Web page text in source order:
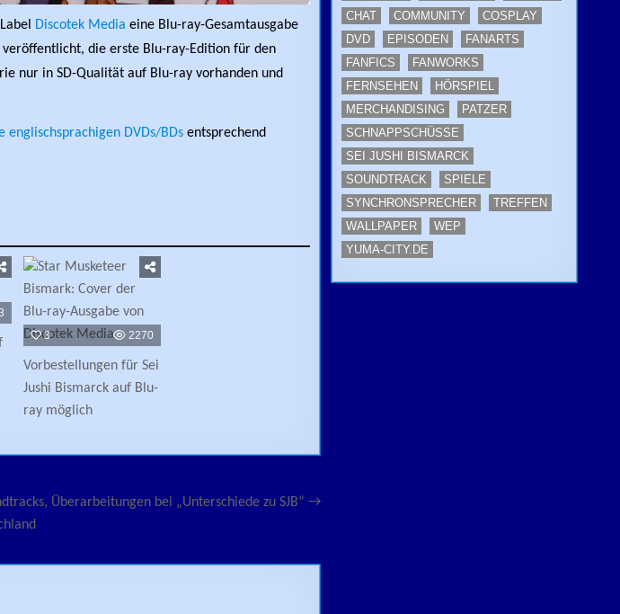
Discotek Media eine Blu-ray-Gesamtausgabe
die erste Blu-ray-Edition für den
nur in SD-Qualität auf Blu-ray vorhanden und
DVDs/BDsentsprechend
3 2270
Vorbestellungen für Sei
Jushi Bismarck auf Blu-
ray möglich
Überarbeitungen bei „Unterschiede zu SJB“ →
CHAT
COMMUNITY
COSPLAY
DVD
EPISODEN
FANARTS
FANFICS
FANWORKS
FERNSEHEN
HÖRSPIEL
MERCHANDISING
PATZER
SCHNAPPSCHÜSSE
SEI JUSHI BISMARCK
SOUNDTRACK
SPIELE
SYNCHRONSPRECHER
TREFFEN
WALLPAPER
WEP
YUMA-CITY.DE